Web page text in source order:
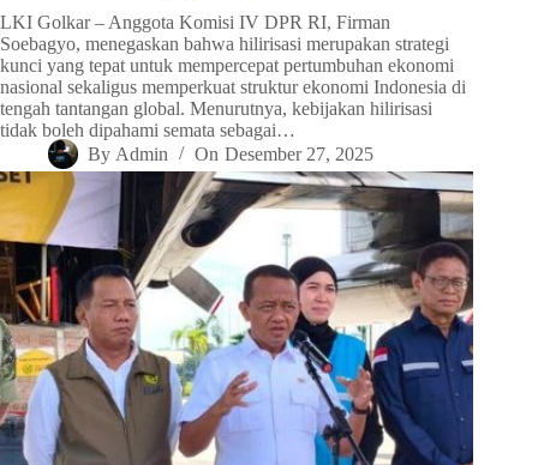
LKI Golkar – Anggota Komisi IV DPR RI, Firman
Soebagyo, menegaskan bahwa hilirisasi merupakan strategi
kunci yang tepat untuk mempercepat pertumbuhan ekonomi
nasional sekaligus memperkuat struktur ekonomi Indonesia di
tengah tantangan global. Menurutnya, kebijakan hilirisasi
tidak boleh dipahami semata sebagai…
By Admin On Desember 27, 2025